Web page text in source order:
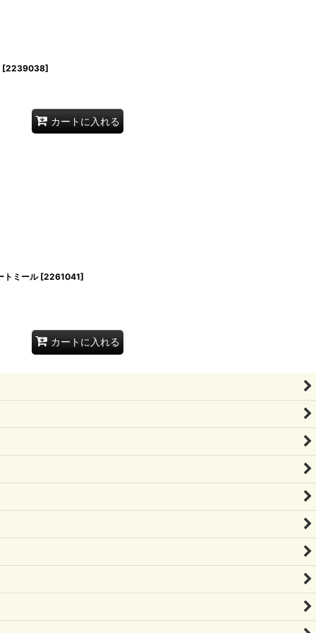
[2239038]
カートに入れる
トミール [2261041]
カートに入れる